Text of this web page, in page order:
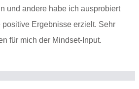
und andere habe ich ausprobiert
positive Ergebnisse erzielt. Sehr
für mich der Mindset-Input.